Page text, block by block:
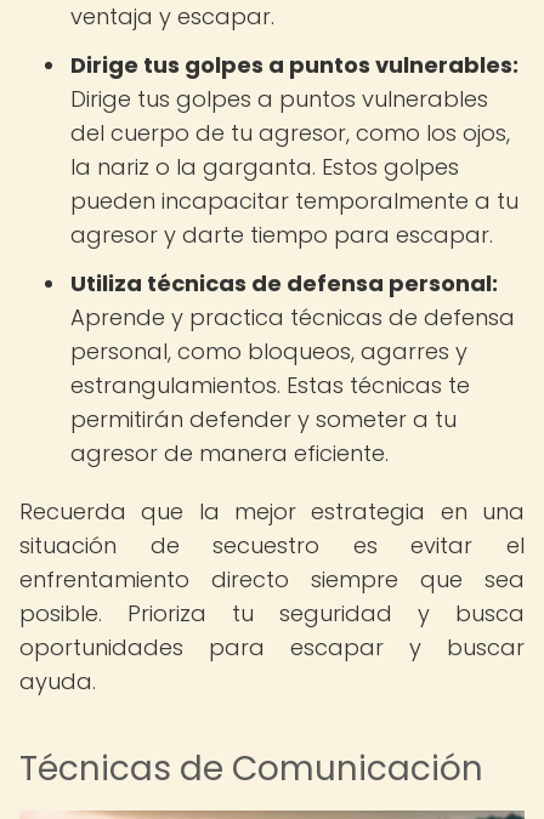
ventaja y escapar.
Dirige tus golpes a puntos vulnerables:
Dirige tus golpes a puntos vulnerables
del cuerpo de tu agresor, como los ojos,
la nariz o la garganta. Estos golpes
pueden incapacitar temporalmente a tu
agresor y darte tiempo para escapar.
Utiliza técnicas de defensa personal:
Aprende y practica técnicas de defensa
personal, como bloqueos, agarres y
estrangulamientos. Estas técnicas te
permitirán defender y someter a tu
agresor de manera eficiente.
Recuerda que la mejor estrategia en una
situación de secuestro es evitar el
enfrentamiento directo siempre que sea
posible. Prioriza tu seguridad y busca
oportunidades para escapar y buscar
ayuda.
Técnicas de Comunicación